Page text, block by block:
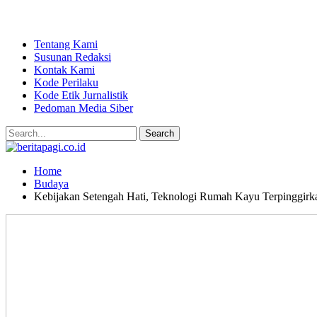
Tentang Kami
Susunan Redaksi
Kontak Kami
Kode Perilaku
Kode Etik Jurnalistik
Pedoman Media Siber
Home
Budaya
Kebijakan Setengah Hati, Teknologi Rumah Kayu